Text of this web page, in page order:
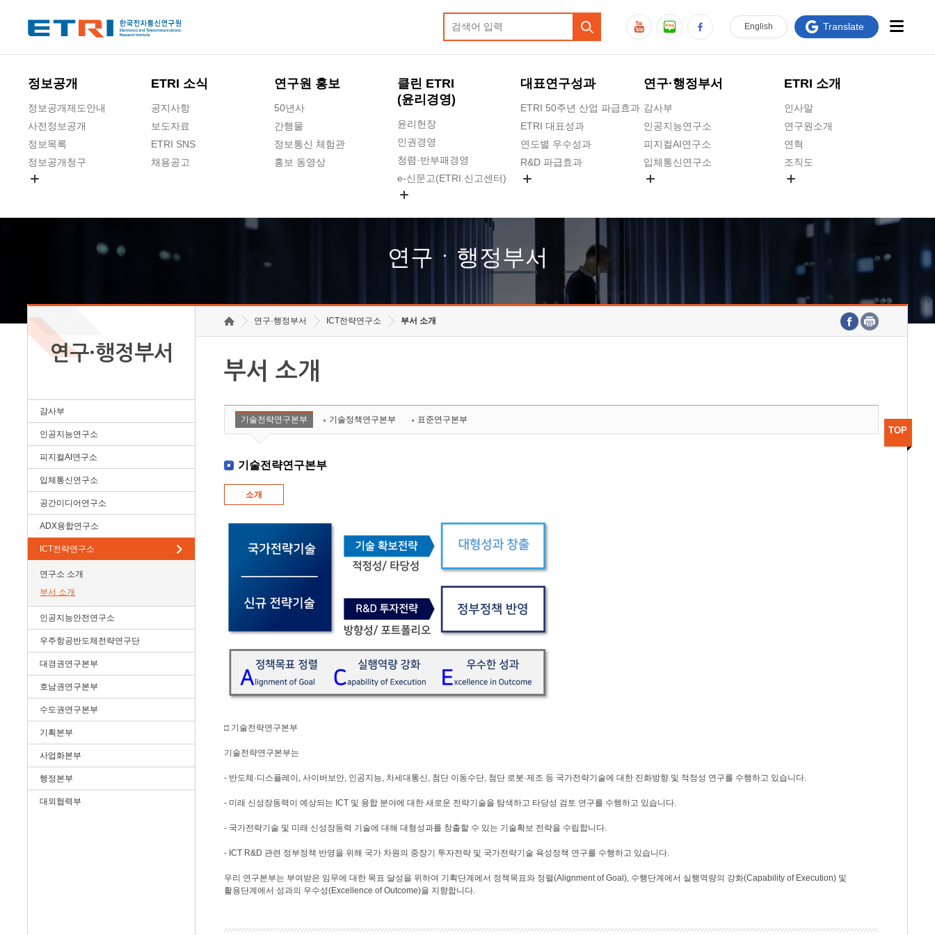
정보공개
정보공개제도안내
사전정보공개
정보목록
정보공개청구
ETRI 소식
공지사항
보도자료
ETRI SNS
채용공고
연구원 홍보
50년사
간행물
정보통신 체험관
홍보 동영상
클린 ETRI
(윤리경영)
윤리헌장
인권경영
청렴·반부패경영
e-신문고(ETRI 신고센터)
고객의소리
수의계약 현황
대표연구성과
ETRI 50주년 산업 파급효과
ETRI 대표성과
연도별 우수성과
R&D 파급효과
연구·행정부서
감사부
인공지능연구소
피지컬AI연구소
입체통신연구소
호남권연구본부
기획본부
ETRI 소개
인사말
연구원소개
연혁
조직도
연구원 고객헌장
주요업무연락처
English Translate
연구ㆍ행정부서
연구·행정부서
감사부
인공지능연구소
피지컬AI연구소
입체통신연구소
공간미디어연구소
ADX융합연구소
ICT전략연구소
연구소 소개
부서 소개
인공지능안전연구소
우주항공반도체전략연구단
대경권연구본부
호남권연구본부
수도권연구본부
기획본부
사업화본부
행정본부
대외협력부
연구·행정부서 ICT전략연구소 부서 소개
부서 소개
기술전략연구본부 기술정책연구본부 표준연구본부
기술전략연구본부
소개
□ 기술전략연구본부
기술전략연구본부는
- 반도체·디스플레이, 사이버보안, 인공지능, 차세대통신, 첨단 이동수단, 첨단 로봇·제조 등 국가전략기술에 대한 진화방향 및 적정성 연구를 수행하고 있습니다.
- 미래 신성장동력이 예상되는 ICT 및 융합 분야에 대한 새로운 전략기술을 탐색하고 타당성 검토 연구를 수행하고 있습니다.
- 국가전략기술 및 미래 신성장동력 기술에 대해 대형성과를 창출할 수 있는 기술확보 전략을 수립합니다.
- ICT R&D 관련 정부정책 반영을 위해 국가 차원의 중장기 투자전략 및 국가전략기술 육성정책 연구를 수행하고 있습니다.
우리 연구본부는 부여받은 임무에 대한 목표 달성을 위하여 기획단계에서 정책목표와 정렬(Alignment of Goal), 수행단계에서 실행역량의 강화(Capability of Execution) 및
활용단계에서 성과의 우수성(Excellence of Outcome)을 지향합니다.
TOP